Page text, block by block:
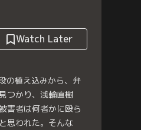
Watch Later
の植え込みから、弁
つかり、浅輪直樹
害者は何者かに殴ら
思われた。そんな